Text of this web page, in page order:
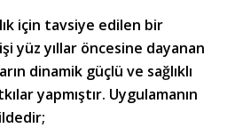
için tavsiye edilen bir
yüz yıllar öncesine dayanan
dinamik güçlü ve sağlıklı
yapmıştır. Uygulamanın